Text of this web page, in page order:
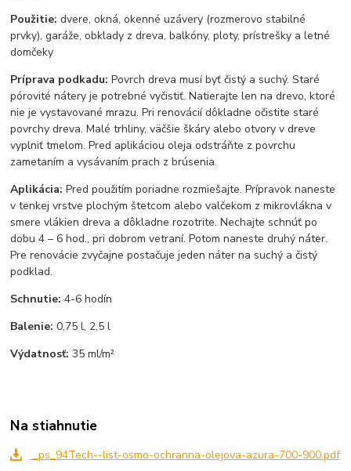
Použitie: dvere, okná, okenné uzávery (rozmerovo stabilné
prvky), garáže, obklady z dreva, balkóny, ploty, prístrešky a letné
domčeky
Príprava podkadu: Povrch dreva musí byť čistý a suchý. Staré
pórovité nátery je potrebné vyčistiť. Natierajte len na drevo, ktoré
nie je vystavované mrazu. Pri renovácií dôkladne očistite staré
povrchy dreva. Malé trhliny, väčšie škáry alebo otvory v dreve
vyplniť tmelom. Pred aplikáciou oleja odstráňte z povrchu
zametaním a vysávaním prach z brúsenia.
Aplikácia:Pred použitím poriadne rozmiešajte. Prípravok naneste
v tenkej vrstve plochým štetcom alebo valčekom z mikrovlákna v
smere vlákien dreva a dôkladne rozotrite. Nechajte schnúť po
dobu 4 – 6 hod., pri dobrom vetraní. Potom naneste druhý náter.
Pre renovácie zvyčajne postačuje jeden náter na suchý a čistý
podklad.
Schnutie:4-6 hodín
Balenie:0,75 l, 2,5 l
Výdatnosť:35 ml/m²
Na stiahnutie
_ps_94Tech--list-osmo-ochranna-olejova-azura-700-900.pdf